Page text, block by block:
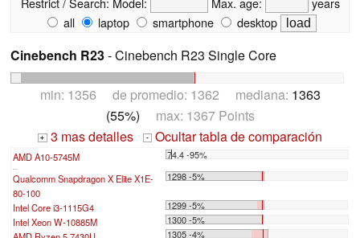
all
laptop smartphone desktop
Cinebench R23- Cinebench R23 Single Core
min: 1356 de promedio: 1362 mediana: 1363
(55%) max: 1367 Points
+ 3 mas detalles - Ocultar tabla de comparación
AMD A10-5745M 74.4 -95%
...
Qualcomm Snapdragon X Elite X1E-
80-100
1298 -5%
Intel Core i3-1115G4
1299 -5%
Intel Xeon W-10885M
1300 -5%
1305 -4%